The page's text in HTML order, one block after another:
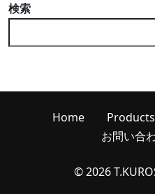
検索
Home Products
お問い合
© 2026